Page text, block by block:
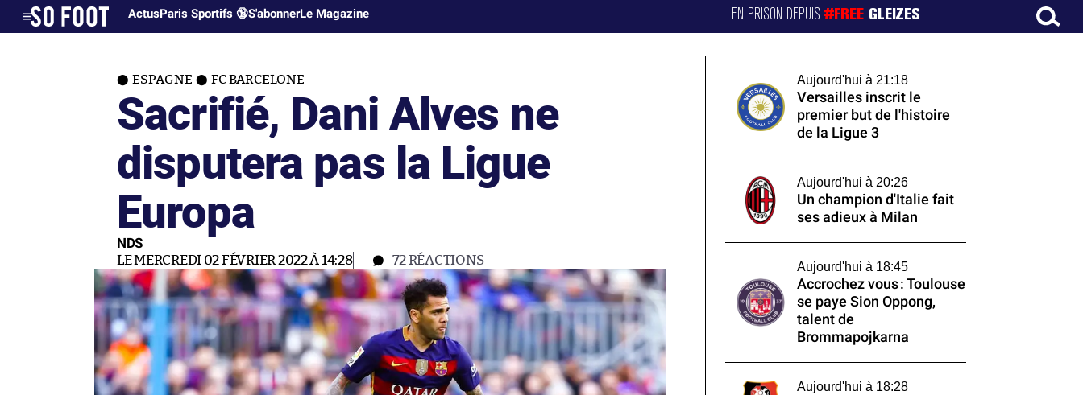
ActusParis Sportifs 🔞S'abonnerLe Magazine EN PRISON DEPUIS#FREE GLEIZES
ESPAGNE FC BARCELONE
Sacrifié, Dani Alves ne
disputera pas la Ligue
Europa
NDS
LE MERCREDI 02 FÉVRIER 2022 À 14:28 72RÉACTIONS
Aujourd'hui à 21:18
Versailles inscrit le
premier but de l'histoire
de la Ligue 3
Aujourd'hui à 20:26
Un champion d'Italie fait
ses adieux à Milan
Aujourd'hui à 18:45
Accrochez vous : Toulouse
se paye Sion Oppong,
talent de
Brommapojkarna
Aujourd'hui à 18:28